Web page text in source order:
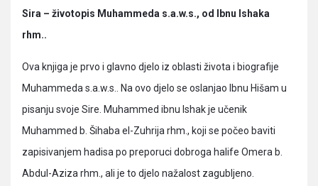
Sira – životopis Muhammeda s.a.w.s., od Ibnu Ishaka
rhm..
Ova knjiga je prvo i glavno djelo iz oblasti života i biografije
Muhammeda s.a.w.s.. Na ovo djelo se oslanjao Ibnu Hišam u
pisanju svoje Sire. Muhammed ibnu Ishak je učenik
Muhammed b. Šihaba el-Zuhrija rhm., koji se počeo baviti
zapisivanjem hadisa po preporuci dobroga halife Omera b.
Abdul-Aziza rhm., ali je to djelo nažalost zagubljeno.